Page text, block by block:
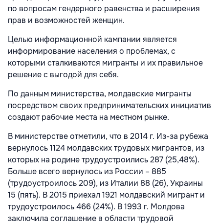
по вопросам гендерного равенства и расширения
прав и возможностей женщин.
Целью информационной кампании является
информирование населения о проблемах, с
которыми сталкиваются мигранты и их правильное
решение с выгодой для себя.
По данным министерства, молдавские мигранты
посредством своих предпринимательских инициатив
создают рабочие места на местном рынке.
В министерстве отметили, что в 2014 г. Из-за рубежа
вернулось 1124 молдавских трудовых мигрантов, из
которых на родине трудоустроились 287 (25,48%).
Больше всего вернулось из России – 885
(трудоустроилось 209), из Италии 88 (26), Украины
15 (пять). В 2015 приехал 1921 молдавский мигрант и
трудоустроилось 466 (24%). В 1993 г. Молдова
заключила соглашение в области трудовой